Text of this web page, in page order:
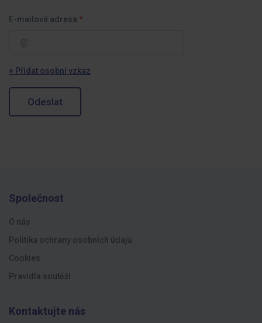
E-mailová adresa
+ Přidat osobní vzkaz
Odeslat
Společnost
O nás
Politika ochrany osobních údajů
Cookies
Pravidla soutěží
Kontaktujte nás